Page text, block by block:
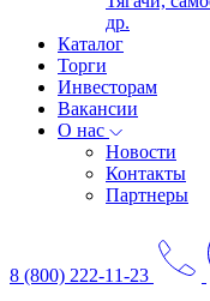
др.
Каталог
Торги
Инвесторам
Вакансии
О нас
Новости
Контакты
Партнеры
8 (800) 222-11-23